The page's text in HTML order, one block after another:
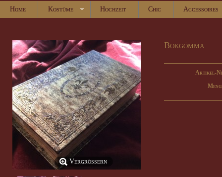
Home Kostüme Hochzeit Chic Accessoires
Vergrößern
Bokgömma
Artikel-